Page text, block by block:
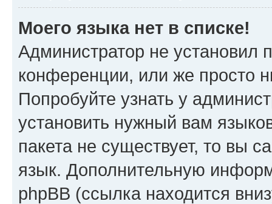
Моего языка нет в списке!
Администратор не установил
конференции, или же просто
Попробуйте узнать у
установить нужный вам
пакета не существует, то вы
язык. Дополнительную
phpBB (ссылка находится